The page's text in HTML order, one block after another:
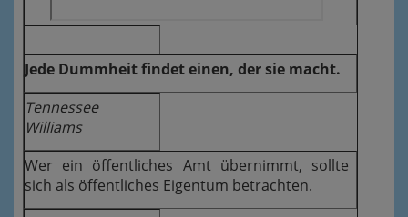
Jede Dummheit findet einen, der sie macht.
Tennessee
Williams
Wer ein öffentliches Amt übernimmt, sollte
sich als öffentliches Eigentum betrachten.